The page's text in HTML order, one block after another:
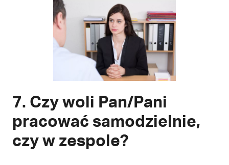
7. Czy woli Pan/Pani
pracować samodzielnie,
czy w zespole?